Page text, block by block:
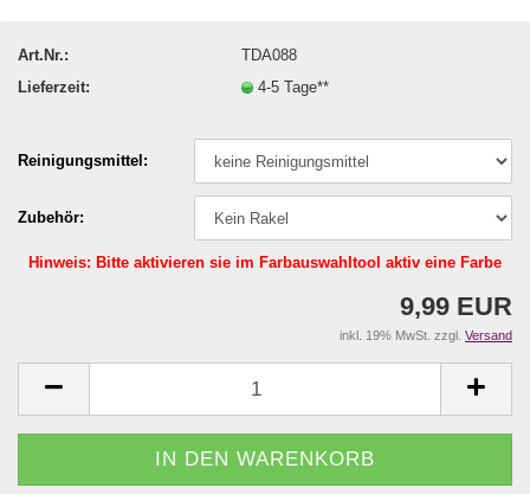
Art.Nr.:
TDA088
Lieferzeit:
4-5 Tage**
Reinigungsmittel:
Zubehör:
Hinweis: Bitte aktivieren sie im Farbauswahltool aktiv eine Farbe
9,99 EUR
inkl. 19% MwSt. zzgl. Versand